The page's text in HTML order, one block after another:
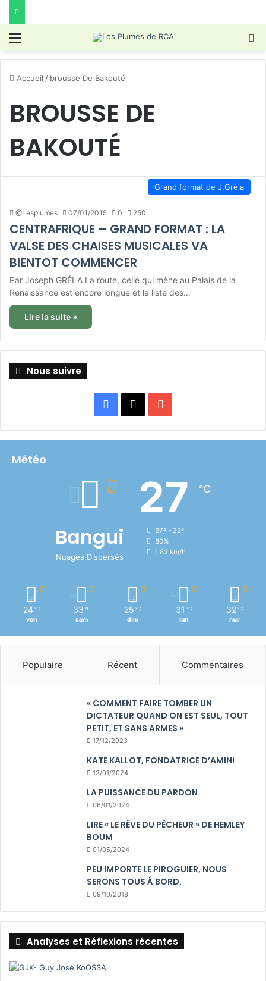
Menu
Accueil / brousse De Bakouté
BROUSSE DE
BAKOUTÉ
Grand format de J.Gréla
@Lesplumes 07/01/2015 0 250
CENTRAFRIQUE – GRAND FORMAT : LA
VALSE DES CHAISES MUSICALES VA
BIENTOT COMMENCER
Par Joseph GRÉLA La route, celle qui mène au Palais de la
Renaissance est encore longue et la liste des…
Lire la suite »
Nous suivre
Facebook
X
Météo
Bangui
Nuages Dispersés
27 ℃
27º - 22º
80%
1.82 km/h
24 ℃
ven
33 ℃
sam
25 ℃
dim
31 ℃
lun
32 ℃
mar
Populaire Récent Commentaires
« COMMENT FAIRE TOMBER UN
DICTATEUR QUAND ON EST SEUL, TOUT
PETIT, ET SANS ARMES »
17/12/2023
KATE KALLOT, FONDATRICE D’AMINI
12/01/2024
LA PUISSANCE DU PARDON
06/01/2024
LIRE « LE RÊVE DU PÊCHEUR » DE HEMLEY
BOUM
01/05/2024
PEU IMPORTE LE PIROGUIER, NOUS
SERONS TOUS Á BORD.
09/10/2018
Analyses et Réflexions récentes